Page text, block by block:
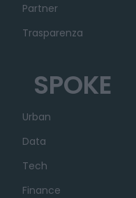
Partner
Trasparenza
SPOKE
Urban
Data
Tech
Finance